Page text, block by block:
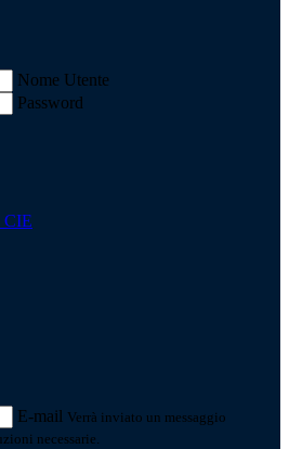
Nome Utente
Password
CIE
E-mail Verrà inviato un messaggio
necessarie.